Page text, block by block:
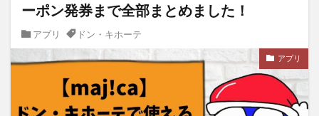
ーポン発券まで全部まとめました！
アプリ ドン・キホーテ
アプリ